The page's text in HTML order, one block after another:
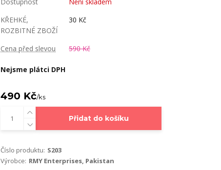
KŘEHKÉ,
ROZBITNÉ ZBOŽÍ
30 Kč
Cena před slevou 590 Kč
Nejsme plátci DPH
490 Kč/ks
Přidat do košíku
Číslo produktu: S203
Výrobce: RMY Enterprises, Pakistan